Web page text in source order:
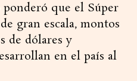
que el Súper
gran escala, montos
de dólares y
en el país al